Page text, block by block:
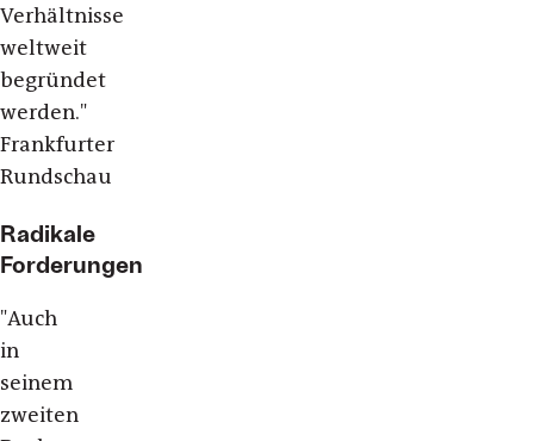
Verhältnisse
weltweit
begründet
werden."
Frankfurter
Rundschau
Radikale
Forderungen
"Auch
in
seinem
zweiten